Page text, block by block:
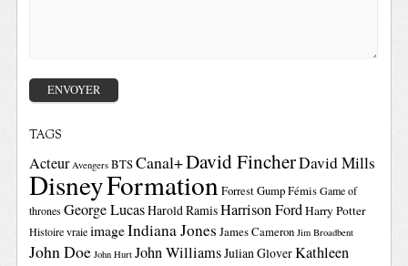
TAGS
Acteur Avengers BTSCanal+David FincherDavid Mills
DisneyFormationForrest GumpFémis Game of
thrones George LucasHarold RamisHarrison FordHarry Potter
Histoire vraie imageIndiana Jones James Cameron Jim Broadbent
John Doe John Hurt John WilliamsJulian GloverKathleen